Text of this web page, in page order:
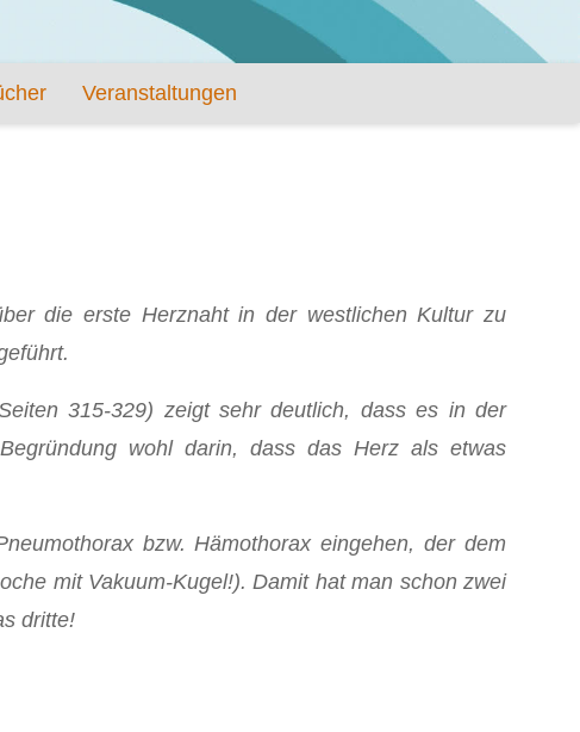
Veranstaltungen
die erste Herznaht in der westlichen Kultur zu
315-329) zeigt sehr deutlich, dass es in der
wohl darin, dass das Herz als etwas
bzw. Hämothorax eingehen, der dem
mit Vakuum-Kugel!). Damit hat man schon zwei
dritte!